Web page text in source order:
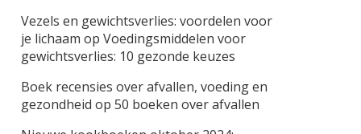
Vezels en gewichtsverlies: voordelen voor
je lichaam op Voedingsmiddelen voor
gewichtsverlies: 10 gezonde keuzes
Boek recensies over afvallen, voeding en
gezondheid op 50 boeken over afvallen